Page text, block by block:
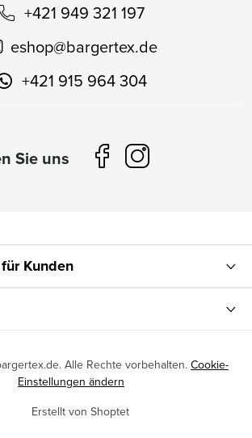
+421 949 321 197
eshop@bargertex.de
+421 915 964 304
Kunden
Erstellt von Shoptet
. Alle Rechte vorbehalten. Cookie-
Einstellungen ändern